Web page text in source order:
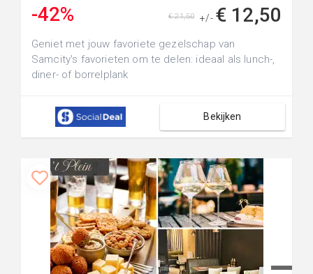
-42% +/- € 12,50
€ 21,50
Geniet met jouw favoriete gezelschap van
Samcity's favorieten om te delen: ideaal als lunch-,
diner- of borrelplank
Bekijken